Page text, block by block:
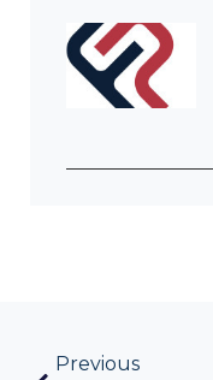
Previous